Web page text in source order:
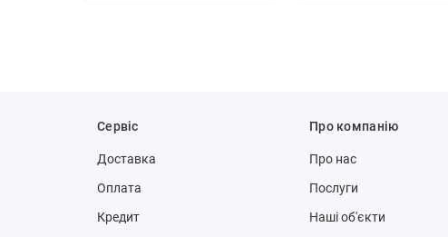
Сервіс
Доставка
Оплата
Кредит
Про компанію
Про нас
Послуги
Наші об'єкти